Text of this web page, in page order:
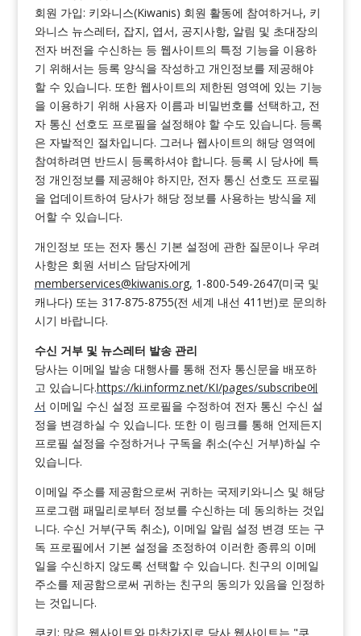
회원 가입: 키와니스(Kiwanis) 회원 활동에 참여하거나, 키
와니스 뉴스레터, 잡지, 엽서, 공지사항, 알림 및 초대장의
전자 버전을 수신하는 등 웹사이트의 특정 기능을 이용하
기 위해서는 등록 양식을 작성하고 개인정보를 제공해야
할 수 있습니다. 또한 웹사이트의 제한된 영역에 있는 기능
을 이용하기 위해 사용자 이름과 비밀번호를 선택하고, 전
자 통신 선호도 프로필을 설정해야 할 수도 있습니다. 등록
은 자발적인 절차입니다. 그러나 웹사이트의 해당 영역에
참여하려면 반드시 등록하셔야 합니다. 등록 시 당사에 특
정 개인정보를 제공해야 하지만, 전자 통신 선호도 프로필
을 업데이트하여 당사가 해당 정보를 사용하는 방식을 제
어할 수 있습니다.
개인정보 또는 전자 통신 기본 설정에 관한 질문이나 우려
사항은 회원 서비스 담당자에게
memberservices@kiwanis.org, 1-800-549-2647(미국 및
캐나다) 또는 317-875-8755(전 세계 내선 411번)로 문의하
시기 바랍니다.
수신 거부 및 뉴스레터 발송 관리
당사는 이메일 발송 대행사를 통해 전자 통신문을 배포하
고 있습니다.https://ki.informz.net/KI/pages/subscribe에
서 이메일 수신 설정 프로필을 수정하여 전자 통신 수신 설
정을 변경하실 수 있습니다. 또한 이 링크를 통해 언제든지
프로필 설정을 수정하거나 구독을 취소(수신 거부)하실 수
있습니다.
이메일 주소를 제공함으로써 귀하는 국제키와니스 및 해당
프로그램 패밀리로부터 정보를 수신하는 데 동의하는 것입
니다. 수신 거부(구독 취소), 이메일 알림 설정 변경 또는 구
독 프로필에서 기본 설정을 조정하여 이러한 종류의 이메
일을 수신하지 않도록 선택할 수 있습니다. 친구의 이메일
주소를 제공함으로써 귀하는 친구의 동의가 있음을 인정하
는 것입니다.
쿠키: 많은 웹사이트와 마찬가지로 당사 웹사이트는 "쿠